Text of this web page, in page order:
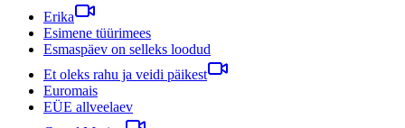
Erika
Esimene tüürimees
Esmaspäev on selleks loodud
Et oleks rahu ja veidi päikest
Euromais
EÜE allveelaev